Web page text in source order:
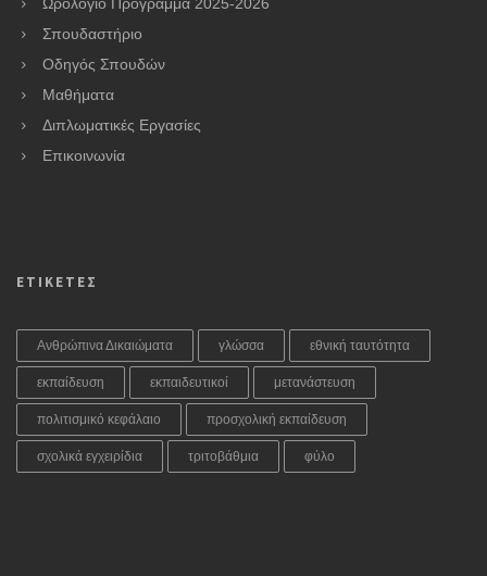
Ωρολόγιο Πρόγραμμα 2025-2026
Σπουδαστήριο
Οδηγός Σπουδών
Μαθήματα
Διπλωματικές Εργασίες
Επικοινωνία
ΕΤΙΚΕΤΕΣ
Ανθρώπινα Δικαιώματα γλώσσα εθνική ταυτότητα
εκπαίδευση εκπαιδευτικοί μετανάστευση
πολιτισμικό κεφάλαιο προσχολική εκπαίδευση
σχολικά εγχειρίδια τριτοβάθμια φύλο